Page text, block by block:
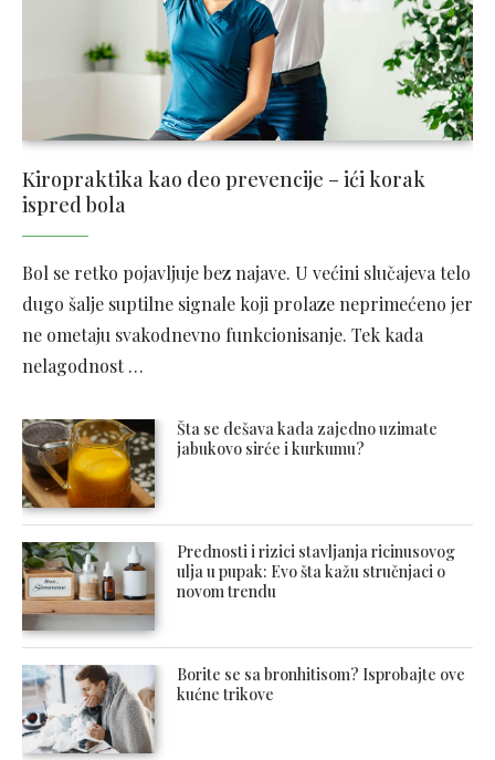
Kiropraktika kao deo prevencije – ići korak
ispred bola
Bol se retko pojavljuje bez najave. U većini slučajeva telo
dugo šalje suptilne signale koji prolaze neprimećeno jer
ne ometaju svakodnevno funkcionisanje. Tek kada
nelagodnost …
Šta se dešava kada zajedno uzimate
jabukovo sirće i kurkumu?
Prednosti i rizici stavljanja ricinusovog
ulja u pupak: Evo šta kažu stručnjaci o
novom trendu
Borite se sa bronhitisom? Isprobajte ove
kućne trikove